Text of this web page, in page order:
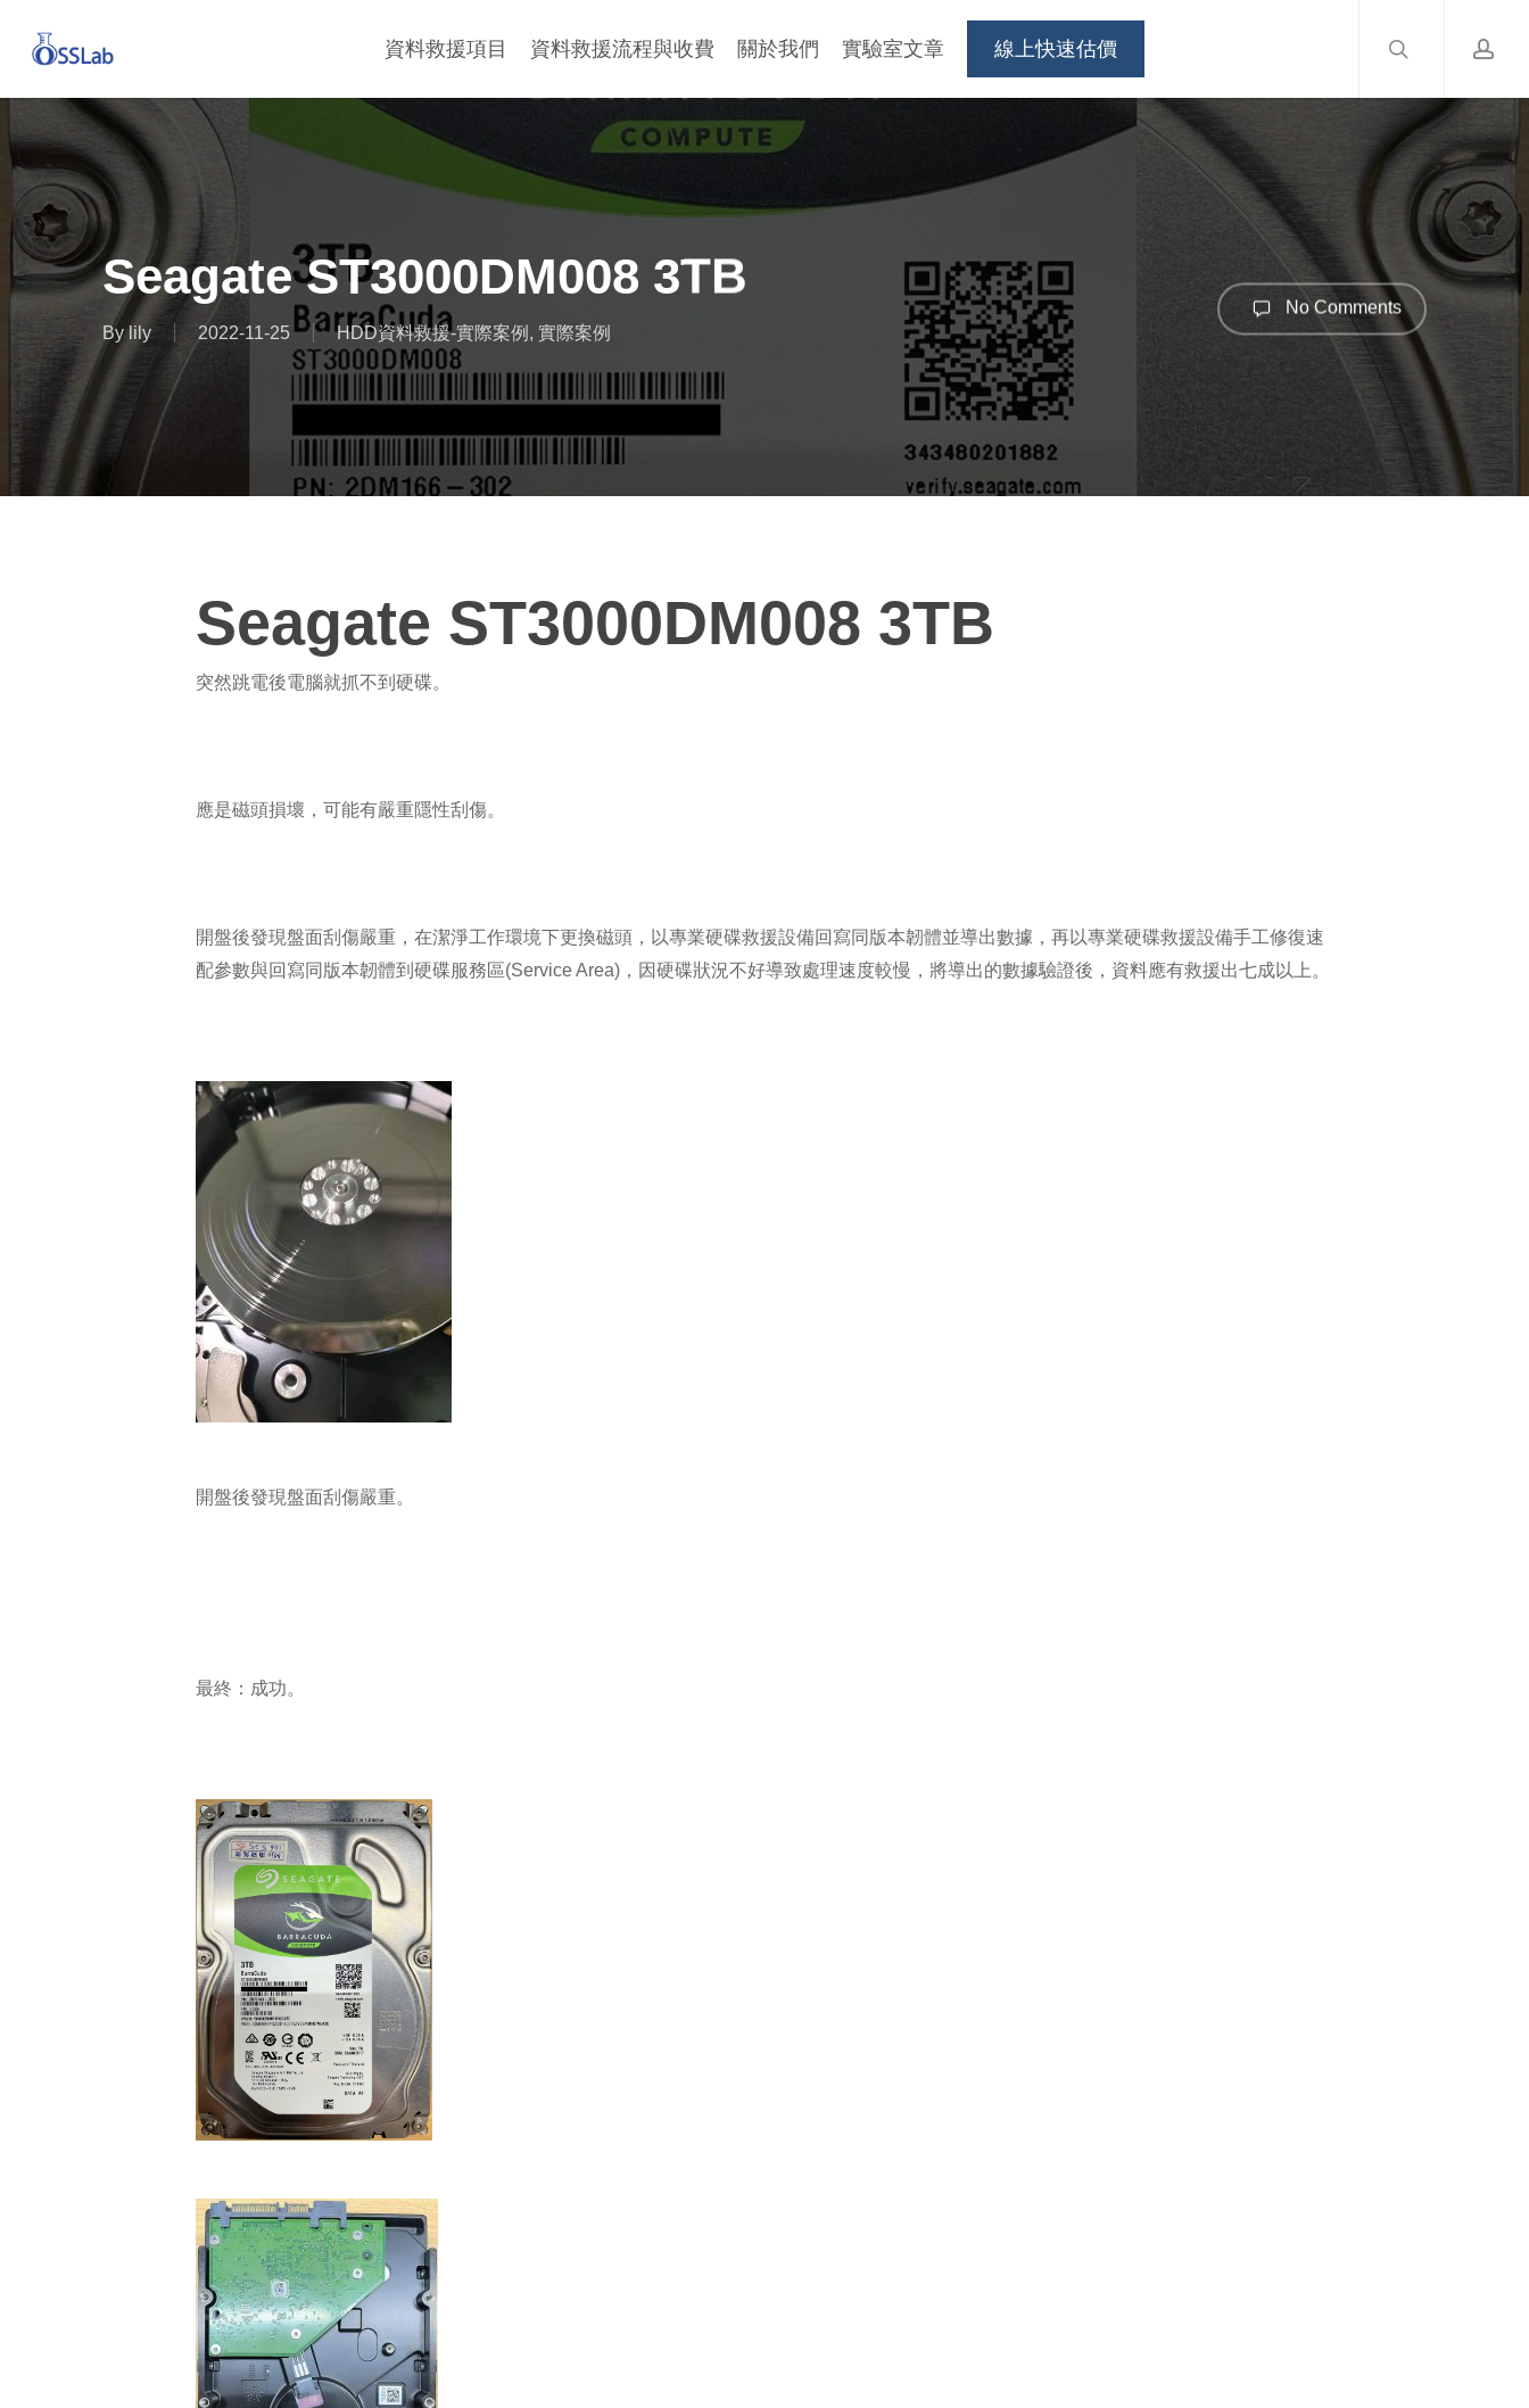
資料救援項目 資料救援流程與收費 關於我們 實驗室文章 線上快速估價
Seagate ST3000DM008 3TB
By lily 2022-11-25 HDD資料救援-實際案例 , 實際案例
No Comments
Seagate ST3000DM008 3TB
突然跳電後電腦就抓不到硬碟。
應是磁頭損壞，可能有嚴重隱性刮傷。
開盤後發現盤面刮傷嚴重，在潔淨工作環境下更換磁頭，以專業硬碟救援設備回寫同版本韌體並導出數據，再以專業硬碟救援設備手工修復速
配參數與回寫同版本韌體到硬碟服務區(Service Area)，因硬碟狀況不好導致處理速度較慢，將導出的數據驗證後，資料應有救援出七成以上。
開盤後發現盤面刮傷嚴重。
最終：成功。